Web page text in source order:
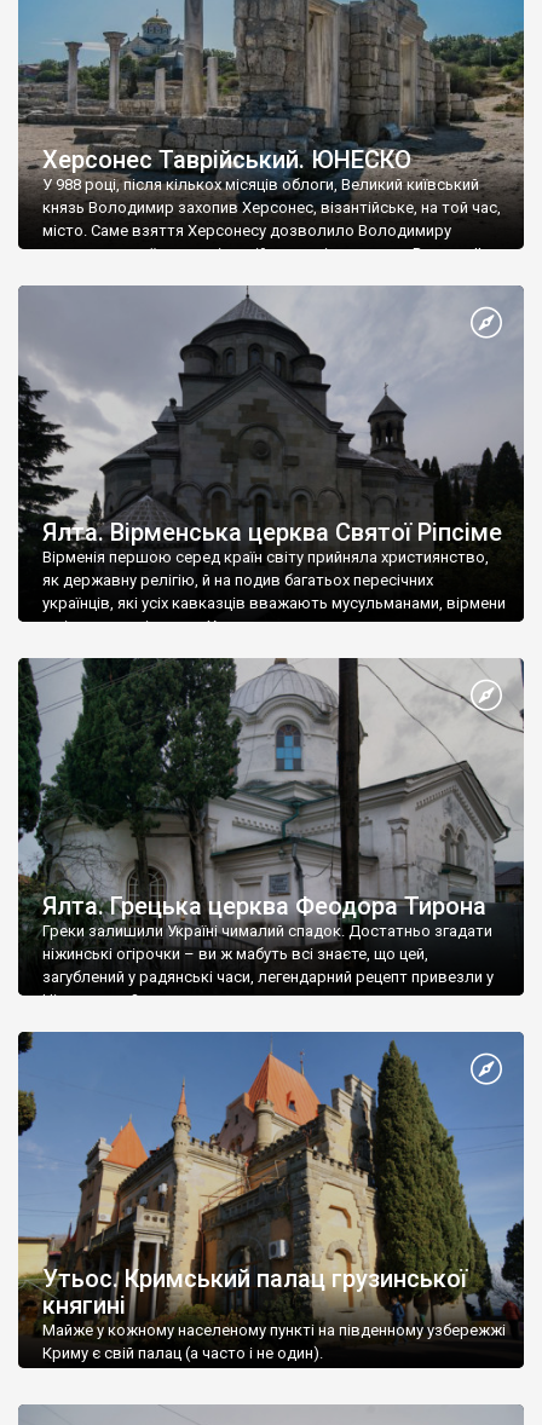
Херсонес Таврійський. ЮНЕСКО
У 988 році, після кількох місяців облоги, Великий київський
князь Володимир захопив Херсонес, візантійське, на той час,
місто. Саме взяття Херсонесу дозволило Володимиру
диктувати свої умови візантійському імператору Василю ІІ, та
Херсонесі Володимир-язичник, став Василем-християнином.
А потім було Хрещення Русі. На честь Херсонесу Таврійського
Ялта. Вірменська церква Святої Ріпсіме
Вірменія першою серед країн світу прийняла християнство,
як державну релігію, й на подив багатьох пересічних
українців, які усіх кавказців вважають мусульманами, вірмени
є відданими вірянами Христа
Ялта. Грецька церква Феодора Тирона
Греки залишили Україні чималий спадок. Достатньо згадати
ніжинські огірочки – ви ж мабуть всі знаєте, що цей,
загублений у радянські часи, легендарний рецепт привезли у
Ніжин греки?
Утьос. Кримський палац грузинської
княгині
Майже у кожному населеному пункті на південному узбережжі
Криму є свій палац (а часто і не один).